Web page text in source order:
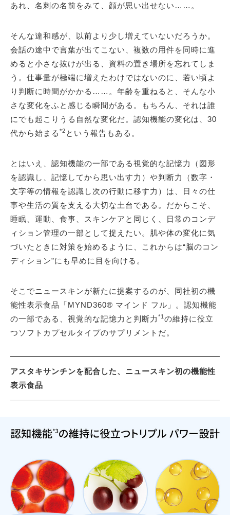
あれ、名刺の名前をみて、顔が思い出せない……。
そんな違和感が、以前より少し増えていないだろうか。
会話の途中で言葉が出てこない、複数の用件を同時に進
めると小さな抜けが出る、資料の置き場所を忘れてしま
う。仕事量が極端に増えたわけではないのに、若い頃よ
り判断に時間がかかる……。年齢を重ねると、そんな小
さな変化をふと感じる瞬間がある。もちろん、それは誰
にでも起こりうる自然な変化だ。認知機能の変化は、30
代から始まる *2 という報告もある。
とはいえ、認知機能の一部である視覚的な記憶力（図形
を認識し、記憶してから思い出す力）や判断力（数字・
文字等の情報を認識し次の行動に移す力）は、日々の仕
事や生活の質を支える大切な土台である。だからこそ、
睡眠、運動、食事、スキンケアと同じく、日常のコンデ
ィション管理の一部として捉えたい。肌や体の変化に気
づいたときに対策を始めるように、これからは“脳のコン
ディション”にも早めに目を向ける。
そこでニュースキンが新たに提案するのが、同社初の機
能性表示食品「MYND360® マインド フル」。認知機能
の一部である、視覚的な記憶力と判断力 *1 の維持に役立
つソフトカプセルタイプのサプリメントだ。
アスタキサンチンを配合した、ニュースキン初の機能性
表示食品